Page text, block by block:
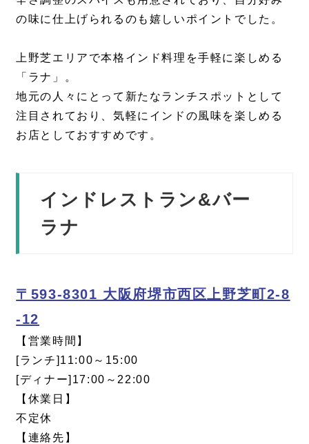
の味に仕上げられるのも嬉しいポイントでした。
上野芝エリアで本格インド料理を手軽に楽しめる
「ラナ」。
地元の人々にとって新たなランチスポットとして
注目されており、気軽にインドの風味を楽しめる
お店としておすすめです。
インドレストラン&バー
ラナ
〒593-8301 大阪府堺市西区上野芝町2-8
-12
【営業時間】
[ランチ]11:00～15:00
[ディナー]17:00～22:00
【休業日】
不定休
【連絡先】